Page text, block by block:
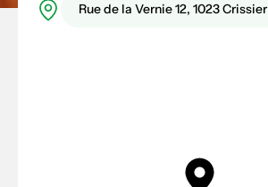
Rue de la Vernie 12, 1023 Crissier